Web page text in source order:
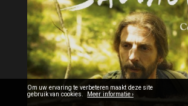
Om uw ervaring te verbeteren maakt deze site
gebruik van cookies. Meer informatie ›